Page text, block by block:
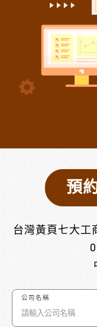
預
台灣黃頁七大工
公司名稱